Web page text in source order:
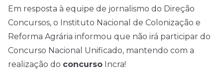
Em resposta à equipe de jornalismo do Direção
Concursos, o Instituto Nacional de Colonização e
Reforma Agrária informou que não irá participar do
Concurso Nacional Unificado, mantendo com a
realização do concurso Incra!